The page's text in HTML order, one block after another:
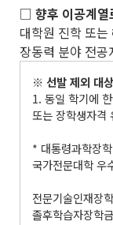
□ 향후 이공계
대학원 진학 또
장동력 분야 전공
※ 선발 제외 대상
1. 동일 학기에
또는 장학생자격
* 대통령과학장
국가전문대학 우
전문기술인재장
졸후학습자장학금